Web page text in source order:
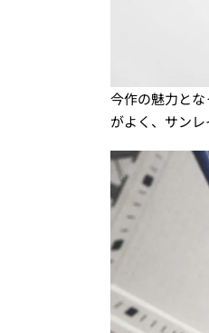
今作の魅力と
がよく、サン